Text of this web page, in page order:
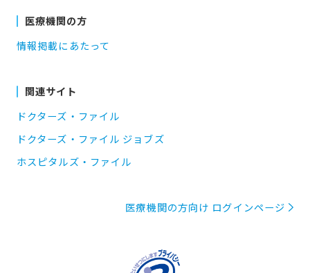
医療機関の方
情報掲載にあたって
関連サイト
ドクターズ・ファイル
ドクターズ・ファイル ジョブズ
ホスピタルズ・ファイル
医療機関の方向け ログインページ